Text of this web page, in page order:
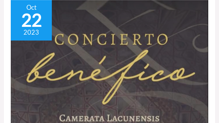
Oct
22
2023
Concierto
benéfico
Las